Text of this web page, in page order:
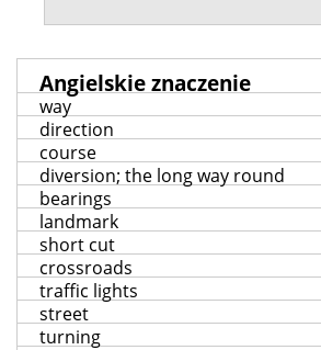
Angielskie znaczenie
way
direction
course
diversion; the long way round
bearings
landmark
short cut
crossroads
traffic lights
street
turning